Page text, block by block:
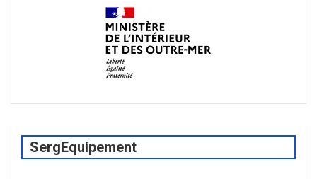
SergEquipement